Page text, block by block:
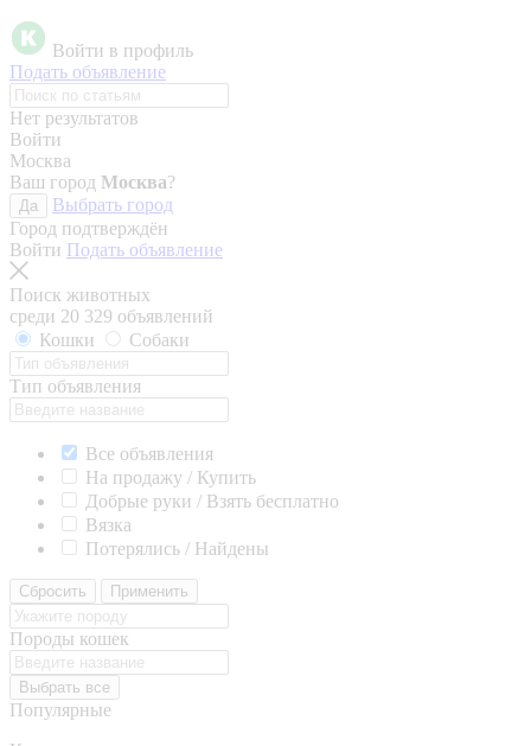
Войти в профиль
Подать объявление
Нет результатов
Войти
Москва
Ваш город Москва?
Да
Выбрать город
Город подтверждён
Войти Подать объявление
Поиск животных
среди 20 329 объявлений
Кошки
Собаки
Тип объявления
Все объявления
На продажу / Купить
Добрые руки / Взять бесплатно
Вязка
Потерялись / Найдены
Сбросить Применить
Породы кошек
Выбрать все
Популярные